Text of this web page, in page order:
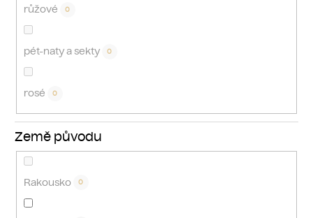
růžové 0
pét-naty a sekty 0
rosé 0
Země původu
Rakousko 0